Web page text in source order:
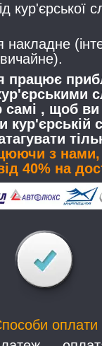
кур'єрської
працює
самі , щоб ви
кур'єрській
з нами,
40% на
оплати